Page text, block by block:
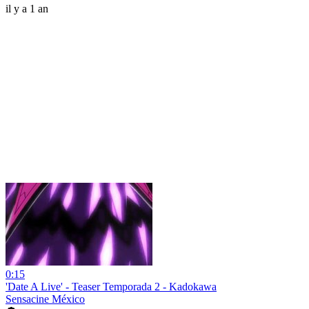
il y a 1 an
0:15
'Date A Live' - Teaser Temporada 2 - Kadokawa
Sensacine México